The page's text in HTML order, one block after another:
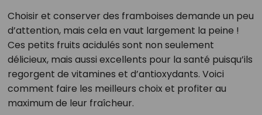
Choisir et conserver des framboises demande un peu
d’attention, mais cela en vaut largement la peine !
Ces petits fruits acidulés sont non seulement
délicieux, mais aussi excellents pour la santé puisqu’ils
regorgent de vitamines et d’antioxydants. Voici
comment faire les meilleurs choix et profiter au
maximum de leur fraîcheur.